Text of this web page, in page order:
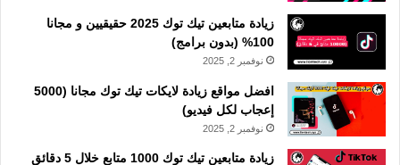
زيادة متابعين تيك توك 2025 حقيقيين و مجانا
100% (بدون برامج)
نوفمبر 2, 2025
افضل مواقع زيادة لايكات تيك توك مجانا (5000
إعجاب لكل فيديو)
نوفمبر 2, 2025
زيادة متابعين تيك توك 1000 متابع خلال 5 دقائق